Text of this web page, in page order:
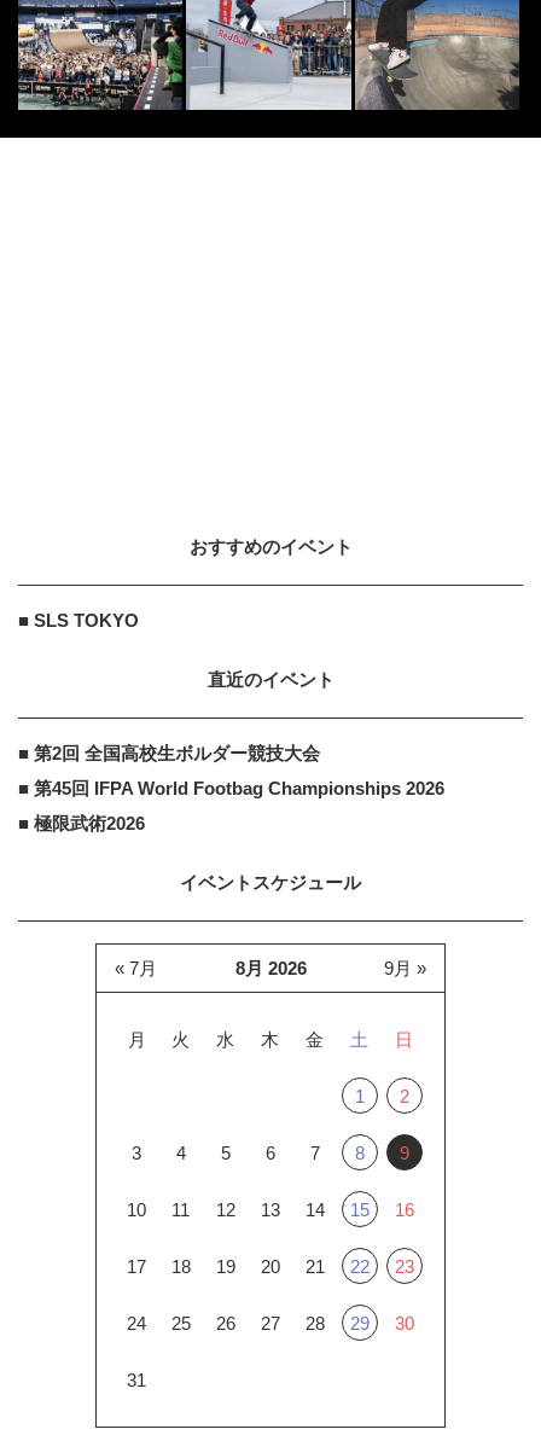
全日本FMX選手権『GO BIG 201
8』開催...
2018.7.13
10 FMX
“FMX in SAMEGAWA”レポート&
おすすめのイベント
■ SLS TOKYO
直近のイベント
■ 第2回 全国高校生ボルダー競技大会
■ 第45回 IFPA World Footbag Championships 2026
■ 極限武術2026
イベントスケジュール
8月 2026
月 火 水 木 金 土 日
1 2
3 4 5 6 7 8 9
10 11 12 13 14 15 16
17 18 19 20 21 22 23
24 25 26 27 28 29 30
31
« 7月 9月 »